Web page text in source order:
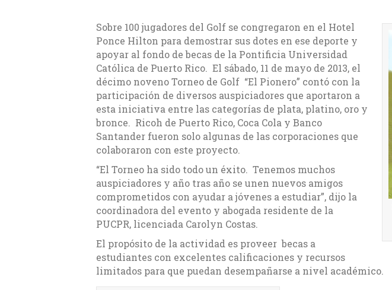
Sobre 100 jugadores del Golf se congregaron en el Hotel
Ponce Hilton para demostrar sus dotes en ese deporte y
apoyar al fondo de becas de la Pontificia Universidad
Católica de Puerto Rico. El sábado, 11 de mayo de 2013, el
décimo noveno Torneo de Golf “El Pionero” contó con la
participación de diversos auspiciadores que aportaron a
esta iniciativa entre las categorías de plata, platino, oro y
bronce. Ricoh de Puerto Rico, Coca Cola y Banco
Santander fueron solo algunas de las corporaciones que
colaboraron con este proyecto.
“El Torneo ha sido todo un éxito. Tenemos muchos
auspiciadores y año tras año se unen nuevos amigos
comprometidos con ayudar a jóvenes a estudiar”, dijo la
coordinadora del evento y abogada residente de la
PUCPR, licenciada Carolyn Costas.
El propósito de la actividad es proveer becas a
estudiantes con excelentes calificaciones y recursos
limitados para que puedan desempañarse a nivel académico.